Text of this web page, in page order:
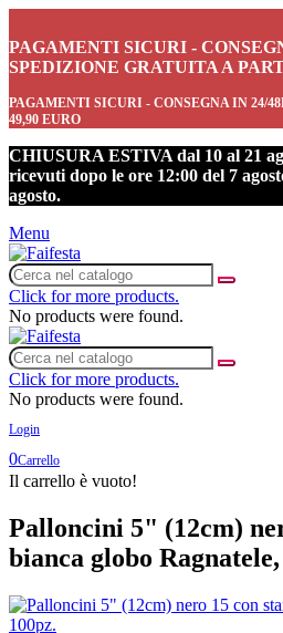
PAGAMENTI SICURI -
SPEDIZIONE GRATUITA A
PAGAMENTI SICURI - CONSEGNA IN 24/
49,90 EURO
CHIUSURA ESTIVA dal 10 al 21
ricevuti dopo le ore 12:00 del 7
agosto.
Menu
Click for more products.
No products were found.
Click for more products.
No products were found.
Login
0Carrello
Il carrello è vuoto!
Palloncini 5" (12cm)
bianca globo